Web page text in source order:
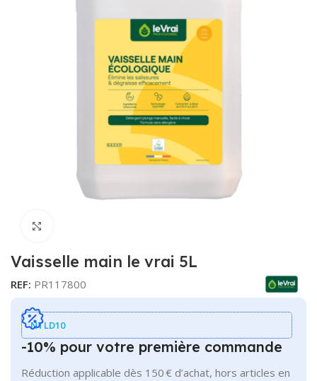
Vaisselle main le vrai 5L
REF: PR117800
NTLD10
-10% pour votre première commande
Réduction applicable dès 150 € d’achat, hors articles en